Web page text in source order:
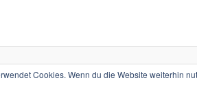
Cookies. Wenn du die Website weiterhin